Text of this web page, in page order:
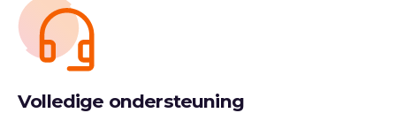
Volledige ondersteuning